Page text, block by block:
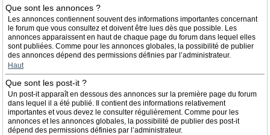
Que sont les annonces ?
Les annonces contiennent souvent des informations importantes concernant
le forum que vous consultez et doivent être lues dès que possible. Les
annonces apparaissent en haut de chaque page du forum dans lequel elles
sont publiées. Comme pour les annonces globales, la possibilité de publier
des annonces dépend des permissions définies par l’administrateur.
Haut
Que sont les post-it ?
Un post-it apparaît en dessous des annonces sur la première page du forum
dans lequel il a été publié. Il contient des informations relativement
importantes et vous devez le consulter régulièrement. Comme pour les
annonces et les annonces globales, la possibilité de publier des post-it
dépend des permissions définies par l’administrateur.